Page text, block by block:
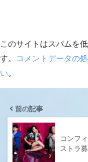
このサイトはスパムを
す。
コメントデータの
い。
前の記事
コンフ
ストラ